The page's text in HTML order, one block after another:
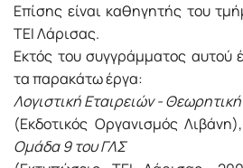
Επίσης είναι καθηγητής του
ΤΕΙ Λάρισας.
Εκτός του συγγράμματος αυτού
τα παρακάτω έργα:
Λογιστική Εταιρειών -
(Εκδοτικός Οργανισμός Λιβάνη),
Ομάδα 9 του ΓΛΣ